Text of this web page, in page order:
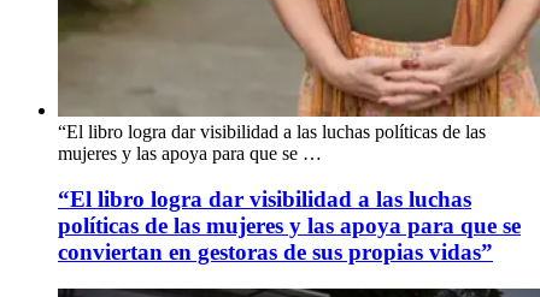
“El libro logra dar visibilidad a las luchas políticas de las
mujeres y las apoya para que se …
“El libro logra dar visibilidad a las luchas
políticas de las mujeres y las apoya para que se
conviertan en gestoras de sus propias vidas”